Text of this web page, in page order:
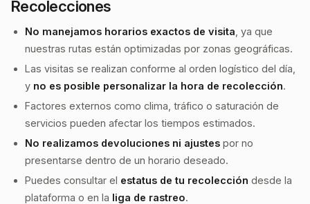
Recolecciones
No manejamos horarios exactos de visita , ya que
nuestras rutas están optimizadas por zonas geográficas.
Las visitas se realizan conforme al orden logístico del día,
y no es posible personalizar la hora de recolección.
Factores externos como clima, tráfico o saturación de
servicios pueden afectar los tiempos estimados.
No realizamos devoluciones ni ajustes por no
presentarse dentro de un horario deseado.
Puedes consultar el estatus de tu recolección desde la
plataforma o en la liga de rastreo.